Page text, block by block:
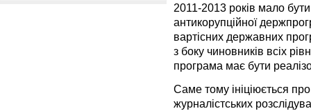
2011-2013 років мало
антикорупційної
вартісних державних
з боку чиновників всіх
програма має бути
Саме тому ініціюється
журналістських